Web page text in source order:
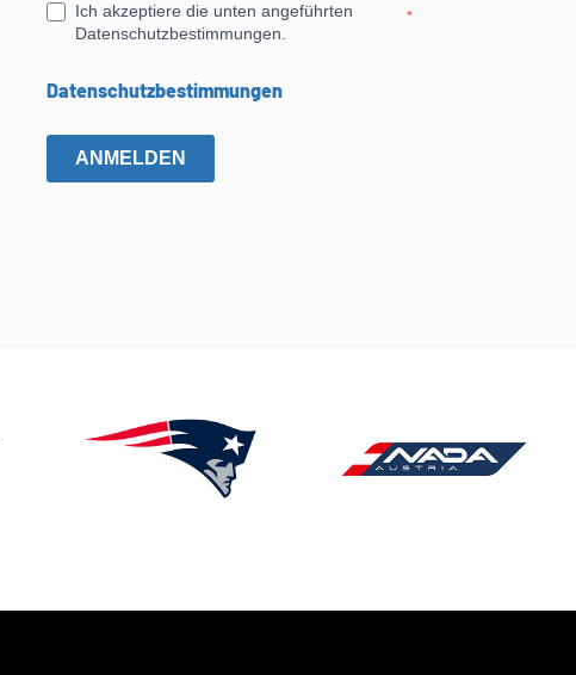
Ich akzeptiere die unten angeführten
Datenschutzbestimmungen.
*
Datenschutzbestimmungen
ANMELDEN